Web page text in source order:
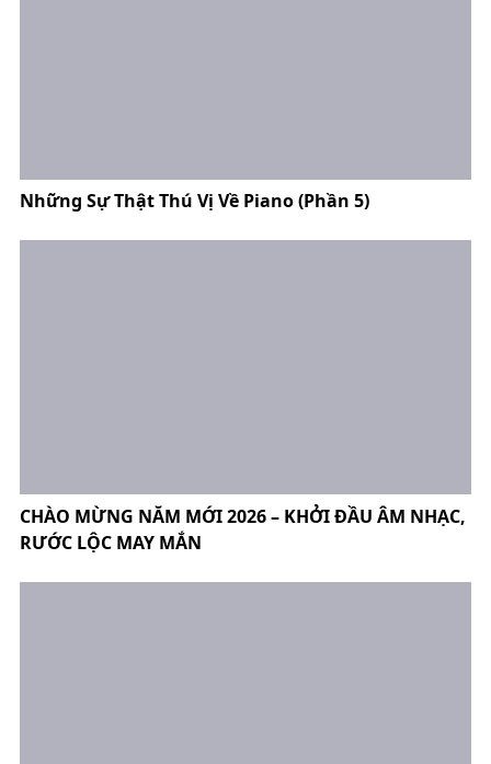
Những Sự Thật Thú Vị Về Piano (Phần 5)
CHÀO MỪNG NĂM MỚI 2026 – KHỞI ĐẦU ÂM NHẠC,
RƯỚC LỘC MAY MẮN